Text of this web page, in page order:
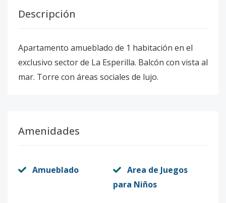
Descripción
Apartamento amueblado de 1 habitación en el
exclusivo sector de La Esperilla. Balcón con vista al
mar. Torre con áreas sociales de lujo.
Amenidades
Amueblado
Area de Juegos
para Niños